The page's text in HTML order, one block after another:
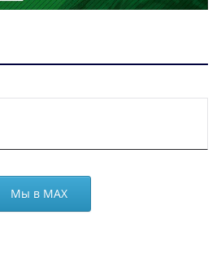
Мы в МАХ